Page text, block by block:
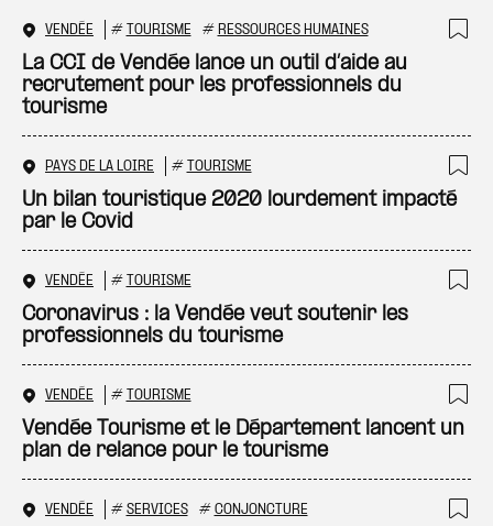
VENDÉE # TOURISME # RESSOURCES HUMAINES
La CCI de Vendée lance un outil d’aide au
recrutement pour les professionnels du
tourisme
PAYS DE LA LOIRE # TOURISME
Un bilan touristique 2020 lourdement impacté
par le Covid
VENDÉE # TOURISME
Coronavirus : la Vendée veut soutenir les
professionnels du tourisme
VENDÉE # TOURISME
Vendée Tourisme et le Département lancent un
plan de relance pour le tourisme
VENDÉE # SERVICES # CONJONCTURE